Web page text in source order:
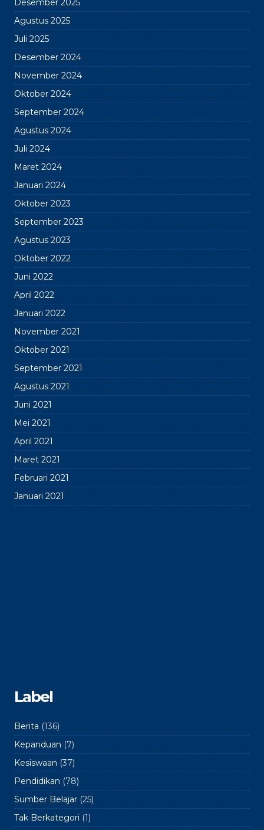
Desember 2025
Agustus 2025
Juli 2025
Desember 2024
November 2024
Oktober 2024
September 2024
Agustus 2024
Juli 2024
Maret 2024
Januari 2024
Oktober 2023
September 2023
Agustus 2023
Oktober 2022
Juni 2022
April 2022
Januari 2022
November 2021
Oktober 2021
September 2021
Agustus 2021
Juni 2021
Mei 2021
April 2021
Maret 2021
Februari 2021
Januari 2021
Label
Berita (136)
Kepanduan (7)
Kesiswaan (37)
Pendidikan (78)
Sumber Belajar (25)
Tak Berkategori (1)